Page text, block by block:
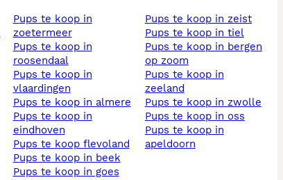
pups te koop in
zoetermeer
pups te koop in
roosendaal
pups te koop in
vlaardingen
pups te koop in almere
pups te koop in
eindhoven
pups te koop flevoland
pups te koop in beek
pups te koop in goes
pups te koop in zeist
pups te koop in tiel
pups te koop in bergen
op zoom
pups te koop in
zeeland
pups te koop in zwolle
pups te koop in oss
pups te koop in
apeldoorn